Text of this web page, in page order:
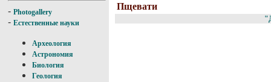
- Photogallery
- Естественные науки
Археология
Астрономия
Биология
Геология
Пщевати